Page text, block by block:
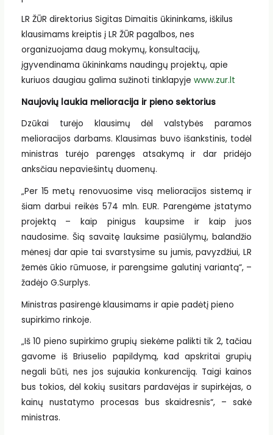
LR ŽŪR direktorius Sigitas Dimaitis ūkininkams, iškilus
klausimams kreiptis į LR ŽŪR pagalbos, nes
organizuojama daug mokymų, konsultacijų,
įgyvendinama ūkininkams naudingų projektų, apie
kuriuos daugiau galima sužinoti tinklapyje www.zur.lt
Naujovių laukia melioracija ir pieno sektorius
Dzūkai turėjo klausimų dėl valstybės paramos
melioracijos darbams. Klausimas buvo išankstinis, todėl
ministras turėjo parengęs atsakymą ir dar pridėjo
anksčiau nepaviešintų duomenų.
„Per 15 metų renovuosime visą melioracijos sistemą ir
šiam darbui reikės 574 mln. EUR. Parengėme įstatymo
projektą – kaip pinigus kaupsime ir kaip juos
naudosime. Šią savaitę lauksime pasiūlymų, balandžio
mėnesį dar apie tai svarstysime su jumis, pavyzdžiui, LR
žemės ūkio rūmuose, ir parengsime galutinį variantą“, –
žadėjo G.Surplys.
Ministras pasirengė klausimams ir apie padėtį pieno
supirkimo rinkoje.
„Iš 10 pieno supirkimo grupių siekėme palikti tik 2, tačiau
gavome iš Briuselio papildymą, kad apskritai grupių
negali būti, nes jos sujaukia konkurenciją. Taigi kainos
bus tokios, dėl kokių susitars pardavėjas ir supirkėjas, o
kainų nustatymo procesas bus skaidresnis“, – sakė
ministras.